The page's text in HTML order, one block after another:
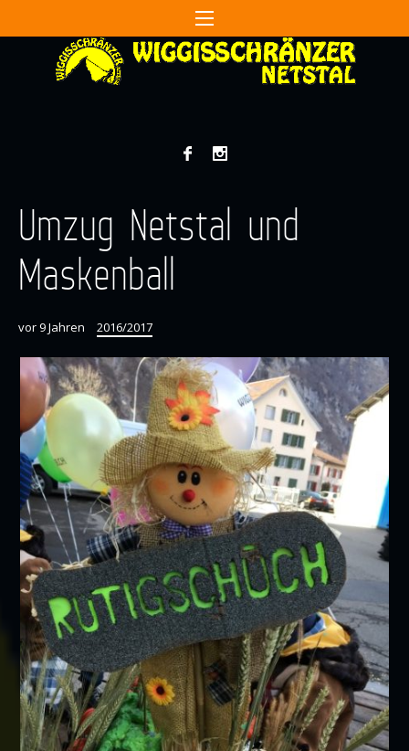
Umzug Netstal und
Maskenball
vor 9 Jahren 2016/2017